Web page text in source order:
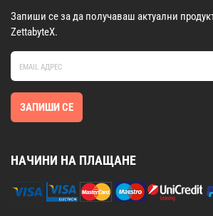
Запиши се за да получаваш актуални
ZettabyteX.
ЗАПИШИ СЕ
НАЧИНИ НА ПЛАЩАНЕ